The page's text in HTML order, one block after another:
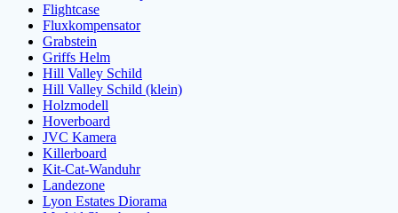
Flightcase
Fluxkompensator
Grabstein
Griffs Helm
Hill Valley Schild
Hill Valley Schild (klein)
Holzmodell
Hoverboard
JVC Kamera
Killerboard
Kit-Cat-Wanduhr
Landezone
Lyon Estates Diorama